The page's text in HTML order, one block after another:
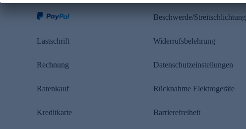
Lastschrift
Rechnung
Ratenkauf
Kreditkarte
Beschwerde/Streitschlichtung
Widerrufsbelehrung
Datenschutzeinstellungen
Rücknahme Elektrogeräte
Barrierefreiheit